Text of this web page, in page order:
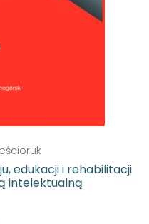
edukacji i rehabilitacji
intelektualną